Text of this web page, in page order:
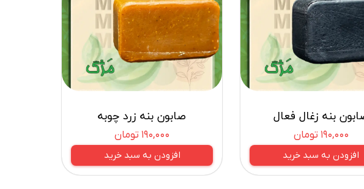
بنه زغال فعال
۱۹۰,۰۰۰ تومان
افزودن به سبد خرید
صابون بنه زرد چوبه
۱۹۰,۰۰۰ تومان
افزودن به سبد خرید